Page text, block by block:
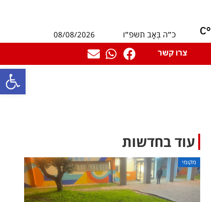
פתח
°C כ״ה בְּאָב תשפ״ו
08/08/2026
צרו קשר
עוד בחדשות
מקומי